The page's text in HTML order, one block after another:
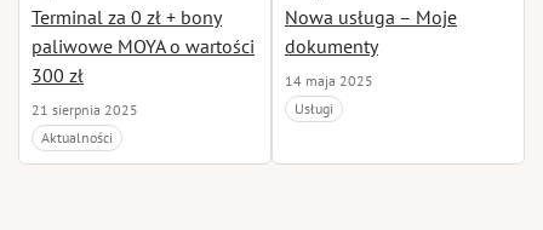
Terminal za 0 zł + bony
paliwowe MOYA o wartości
300 zł
21 sierpnia 2025
Aktualności
Nowa usługa – Moje
dokumenty
14 maja 2025
Usługi